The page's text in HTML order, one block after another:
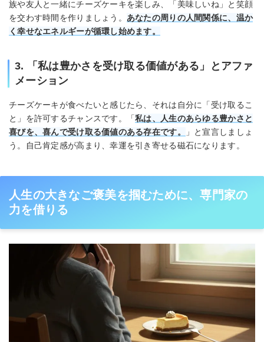
族や友人と一緒にチーズケーキを楽しみ、「美味しいね」と笑顔
を交わす時間を作りましょう。 あなたの周りの人間関係に、温か
く幸せなエネルギーが循環し始めます。
3. 「私は豊かさを受け取る価値がある」とアファ
メーション
チーズケーキが食べたいと感じたら、それは自分に「受け取るこ
と」を許可するチャンスです。「私は、人生のあらゆる豊かさと
喜びを、喜んで受け取る価値のある存在です。
」と宣言しましょ
う。自己肯定感が高まり、幸運を引き寄せる磁石になります。
人生の大きなご褒美を掴むために、専門家の
力を借りる